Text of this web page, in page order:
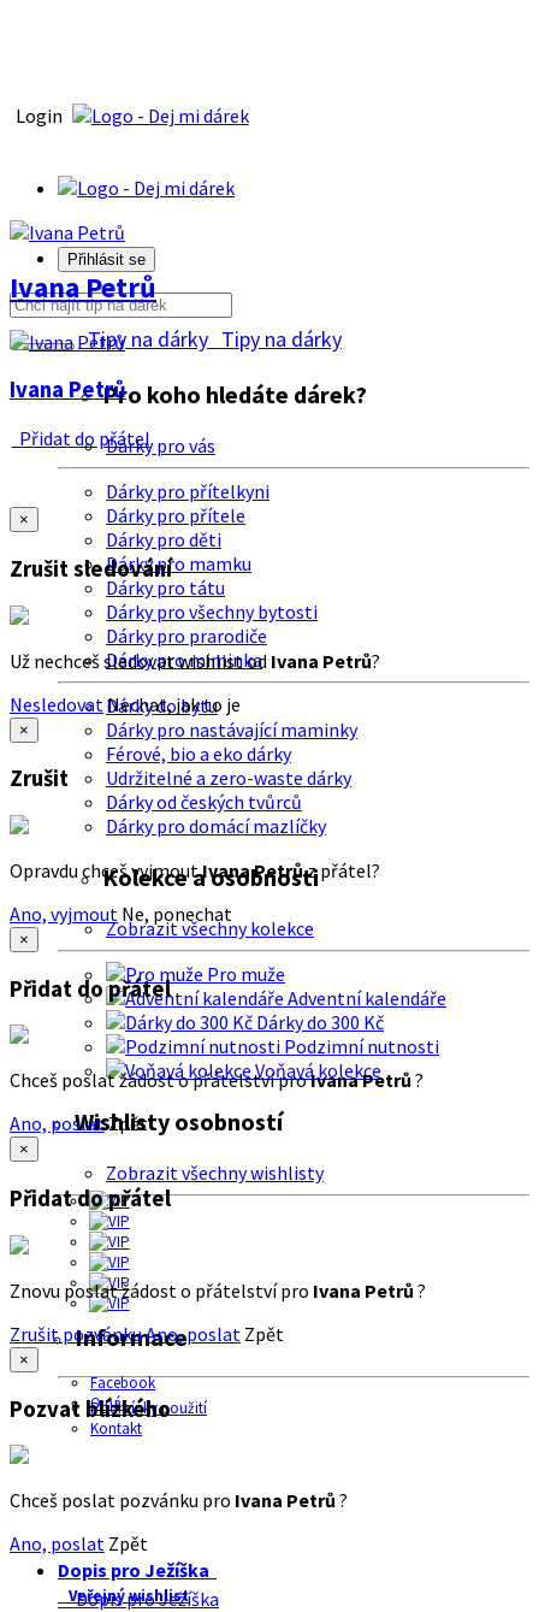
Login
Přihlásit se
Tipy na dárky Tipy na dárky
Pro koho hledáte dárek?
Dárky pro vás
Dárky pro přítelkyni
Dárky pro přítele
Dárky pro děti
Dárky pro mamku
Dárky pro tátu
Dárky pro všechny bytosti
Dárky pro prarodiče
Dárky pro miminka
Dárky do bytu
Dárky pro nastávající maminky
Férové, bio a eko dárky
Udržitelné a zero-waste dárky
Dárky od českých tvůrců
Dárky pro domácí mazlíčky
Kolekce a osobnosti
Zobrazit všechny kolekce
Pro muže
Adventní kalendáře
Dárky do 300 Kč
Podzimní nutnosti
Voňavá kolekce
Wishlisty osobností
Zobrazit všechny wishlisty
Informace
Facebook
O nás
Podmínky použití
Kontakt
Ivana Petrů
Ivana Petrů
Přidat do přátel
×
Zrušit sledování
Už nechceš sledovat wishlist od Ivana Petrů?
Nesledovat Nechat, jak to je
×
Zrušit
Opravdu chceš vyjmoutIvana Petrůz přátel?
Ano, vyjmout Ne, ponechat
×
Přidat do přátel
Chceš poslat žádost o přátelství proIvana Petrů ?
Ano, poslatZpět
×
Přidat do přátel
Znovu poslat žádost o přátelství pro Ivana Petrů ?
Zrušit pozvánkuAno, poslat Zpět
×
Pozvat blízkého
Chceš poslat pozvánku pro Ivana Petrů ?
Ano, poslat Zpět
Dopis pro Ježíška
Veřejný wishlist
Dopis pro Ježíška